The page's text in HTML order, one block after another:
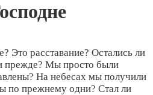
Это расставание? Остались ли
прежде? Мы просто были
На небесах мы получили
по прежнему одни? Стал ли